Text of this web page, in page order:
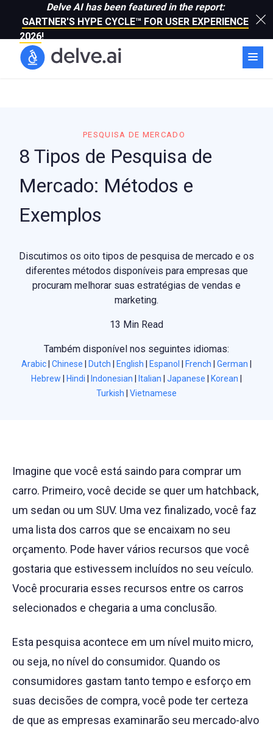
Delve AI has been featured in the report:
GARTNER'S HYPE CYCLE™ FOR USER EXPERIENCE
2026!
PESQUISA DE MERCADO
8 Tipos de Pesquisa de
Mercado: Métodos e
Exemplos
Discutimos os oito tipos de pesquisa de mercado e os
diferentes métodos disponíveis para empresas que
procuram melhorar suas estratégias de vendas e
marketing.
13 Min Read
Também disponível nos seguintes idiomas:
Arabic Chinese Dutch English Espanol French German
Hebrew
Hindi Indonesian Italian Japanese Korean
Turkish
Vietnamese
Imagine que você está saindo para comprar um
carro. Primeiro, você decide se quer um hatchback,
um sedan ou um SUV. Uma vez finalizado, você faz
uma lista dos carros que se encaixam no seu
orçamento. Pode haver vários recursos que você
gostaria que estivessem incluídos no seu veículo.
Você procuraria esses recursos entre os carros
selecionados e chegaria a uma conclusão.
Esta pesquisa acontece em um nível muito micro,
ou seja, no nível do consumidor. Quando os
consumidores gastam tanto tempo e esforço em
suas decisões de compra, você pode ter certeza
de que as empresas examinarão seu mercado-alvo